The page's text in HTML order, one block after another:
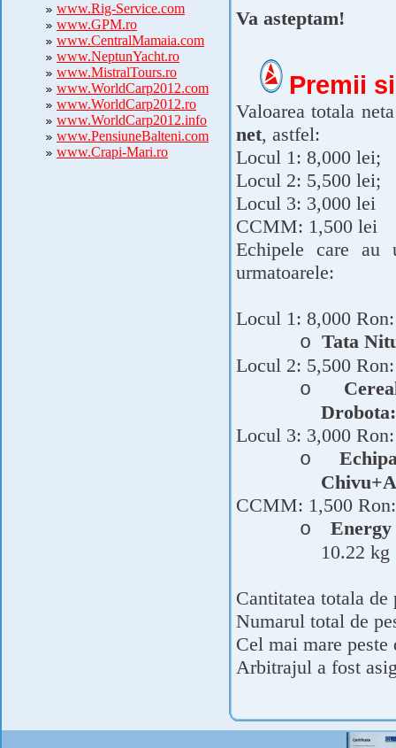
www.Rig-Service.com
www.GPM.ro
www.CentralMamaia.com
www.NeptunYacht.ro
www.MistralTours.ro
www.WorldCarp2012.com
www.WorldCarp2012.ro
www.WorldCarp2012.info
www.PensiuneBalteni.com
www.Crapi-Mari.ro
Va asteptam!
Premii
Valoarea totala
net, astfel:
Locul 1: 8,000 lei;
Locul 2: 5,500 lei;
Locul 3: 3,000 lei
CCMM: 1,500 lei
Echipele care au
urmatoarele:
Locul 1: 8,000 Ron:
o Tata
Locul 2: 5,500 Ron:
o
Drobota:
Locul 3: 3,000 Ron:
o
CCMM: 1,500 Ron:
o
10.22 kg
Cantitatea totala
Numarul total de
Cel mai mare
Arbitrajul a fost